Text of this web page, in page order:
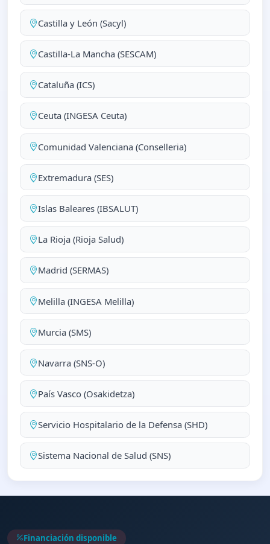
Castilla y León (Sacyl)
Castilla-La Mancha (SESCAM)
Cataluña (ICS)
Ceuta (INGESA Ceuta)
Comunidad Valenciana (Conselleria)
Extremadura (SES)
Islas Baleares (IBSALUT)
La Rioja (Rioja Salud)
Madrid (SERMAS)
Melilla (INGESA Melilla)
Murcia (SMS)
Navarra (SNS-O)
País Vasco (Osakidetza)
Servicio Hospitalario de la Defensa (SHD)
Sistema Nacional de Salud (SNS)
Financiación disponible